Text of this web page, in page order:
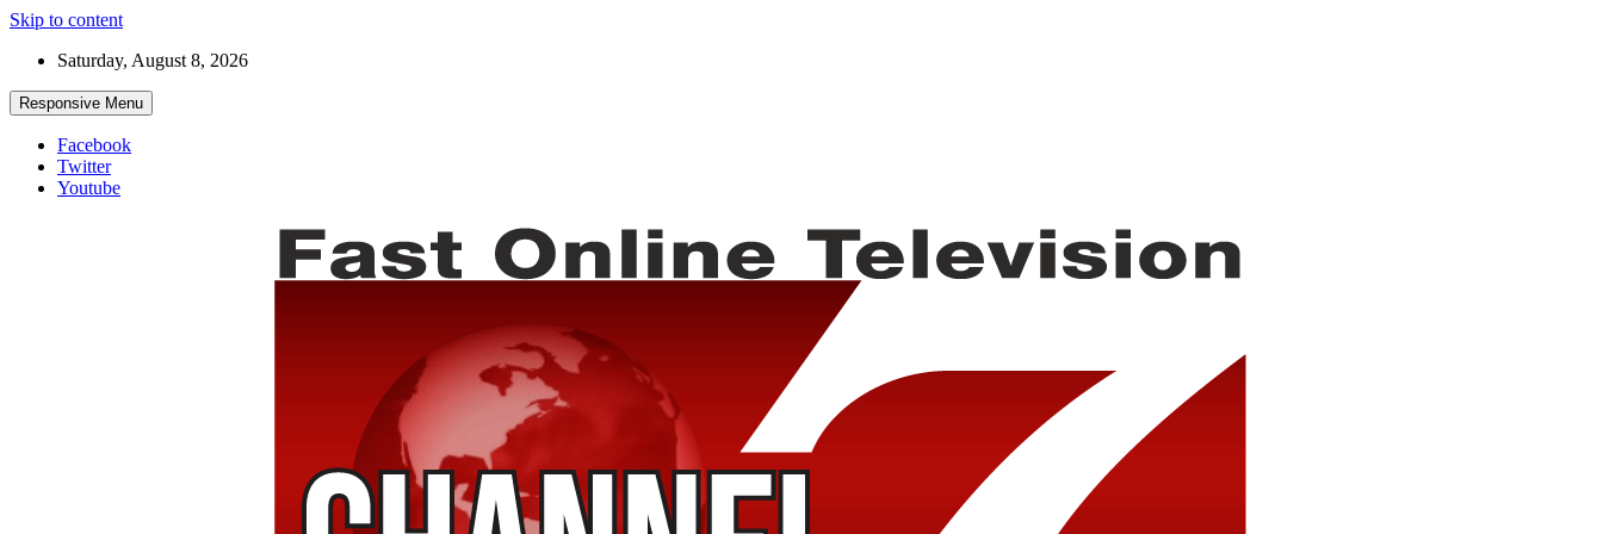
Skip to content
Saturday, August 8, 2026
Responsive Menu
Facebook
Twitter
Youtube